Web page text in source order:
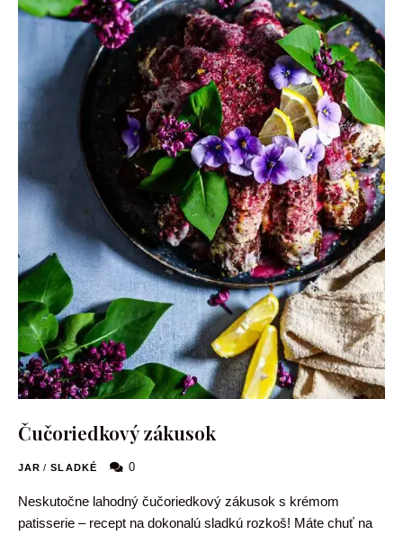
Čučoriedkový zákusok
JAR / SLADKÉ 0
Neskutočne lahodný čučoriedkový zákusok s krémom
patisserie – recept na dokonalú sladkú rozkoš! Máte chuť na